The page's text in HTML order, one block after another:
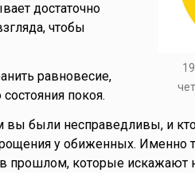
достаточно
чтобы
равновесие,
покоя.
вы были несправедливы, и
у обиженных. Именно
прошлом, которые искажают